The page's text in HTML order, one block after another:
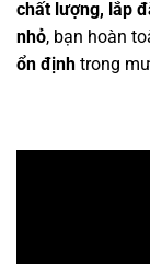
chất lượng, lắp
nhỏ, bạn hoàn
ổn định trong